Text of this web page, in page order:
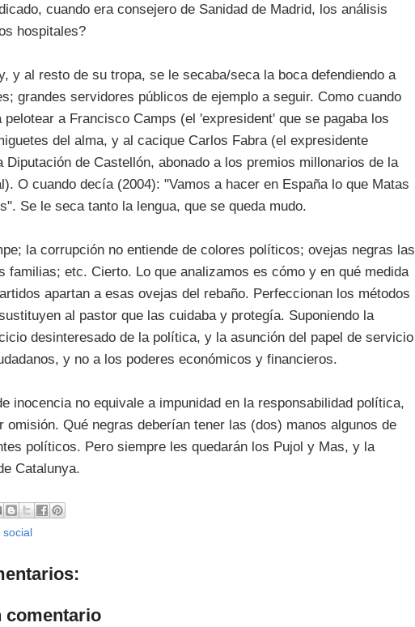
cuando era consejero de Sanidad de Madrid, los análisis
hospitales?
y al resto de su tropa, se le secaba/seca la boca defendiendo a
grandes servidores públicos de ejemplo a seguir. Como cuando
pelotear a Francisco Camps (el 'expresident' que se pagaba los
del alma, y al cacique Carlos Fabra (el expresidente
Diputación de Castellón, abonado a los premios millonarios de la
O cuando decía (2004): "Vamos a hacer en España lo que Matas
Se le seca tanto la lengua, que se queda mudo.
la corrupción no entiende de colores políticos; ovejas negras las
familias; etc. Cierto. Lo que analizamos es cómo y en qué medida
apartan a esas ovejas del rebaño. Perfeccionan los métodos
al pastor que las cuidaba y protegía. Suponiendo la
desinteresado de la política, y la asunción del papel de servicio
y no a los poderes económicos y financieros.
inocencia no equivale a impunidad en la responsabilidad política,
omisión. Qué negras deberían tener las (dos) manos algunos de
políticos. Pero siempre les quedarán los Pujol y Mas, y la
Catalunya.
social
comentario